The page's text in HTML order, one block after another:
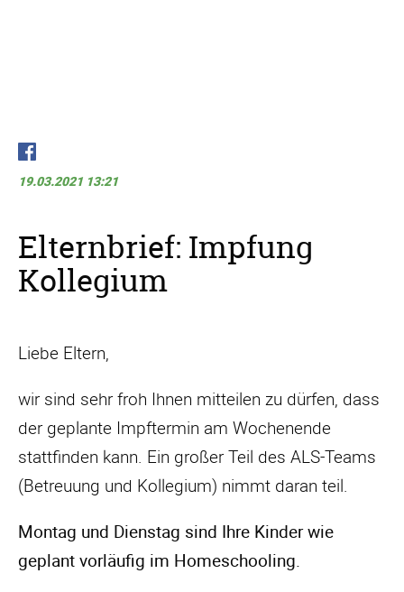
19.03.2021 13:21
Elternbrief: Impfung
Kollegium
Liebe Eltern,
wir sind sehr froh Ihnen mitteilen zu dürfen, dass
der geplante Impftermin am Wochenende
stattfinden kann. Ein großer Teil des ALS-Teams
(Betreuung und Kollegium) nimmt daran teil.
Montag und Dienstag sind Ihre Kinder wie
geplant vorläufig im Homeschooling.